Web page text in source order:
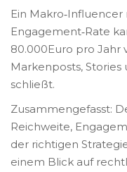
Ein
Engagement‑Rate
80.000Euro pro Jahr
Markenposts,
schließt.
Zusammengefasst:
Reichweite,
der richtigen
einem Blick auf